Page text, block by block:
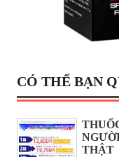
CÓ THỂ BẠN
THẬT